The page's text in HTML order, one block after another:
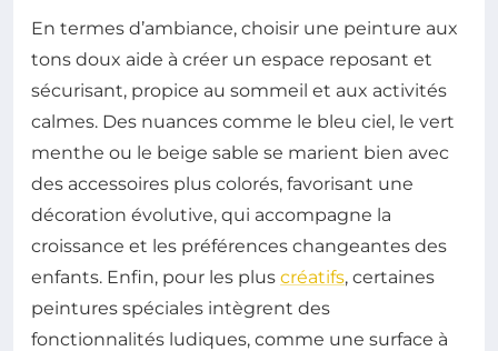
En termes d’ambiance, choisir une peinture aux
tons doux aide à créer un espace reposant et
sécurisant, propice au sommeil et aux activités
calmes. Des nuances comme le bleu ciel, le vert
menthe ou le beige sable se marient bien avec
des accessoires plus colorés, favorisant une
décoration évolutive, qui accompagne la
croissance et les préférences changeantes des
enfants. Enfin, pour les plus créatifs, certaines
peintures spéciales intègrent des
fonctionnalités ludiques, comme une surface à